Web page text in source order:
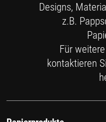
Designs,
z.B.
Für
kontaktieren